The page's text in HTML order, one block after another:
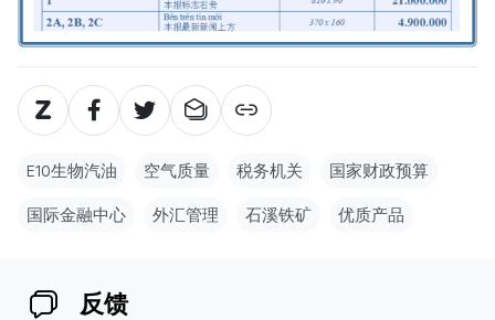
E10生物汽油 空气质量 税务机关 国家财政预算
国际金融中心 外汇管理 石溪铁矿 优质产品
反馈